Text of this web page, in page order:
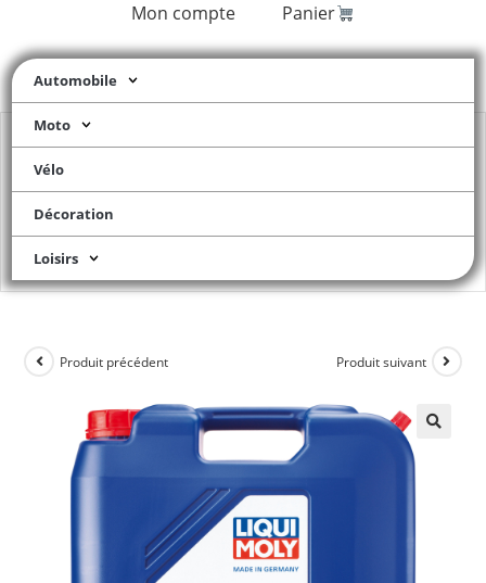
Mon compte Panier
Automobile
Moto
Vélo
Décoration
Loisirs
Produit précédent Produit suivant